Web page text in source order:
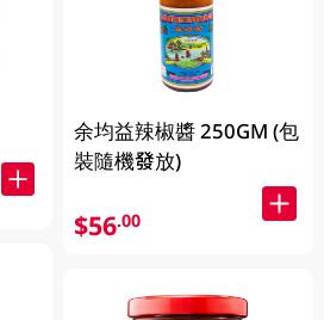
余均益辣椒醬 250GM (包
裝隨機發放)
$56.00